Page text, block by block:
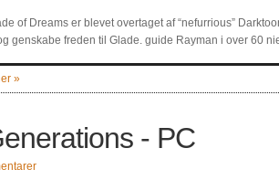
of Dreams er blevet overtaget af “nefurrious”
genskabe freden til Glade. guide Rayman i over 60
»
- PC